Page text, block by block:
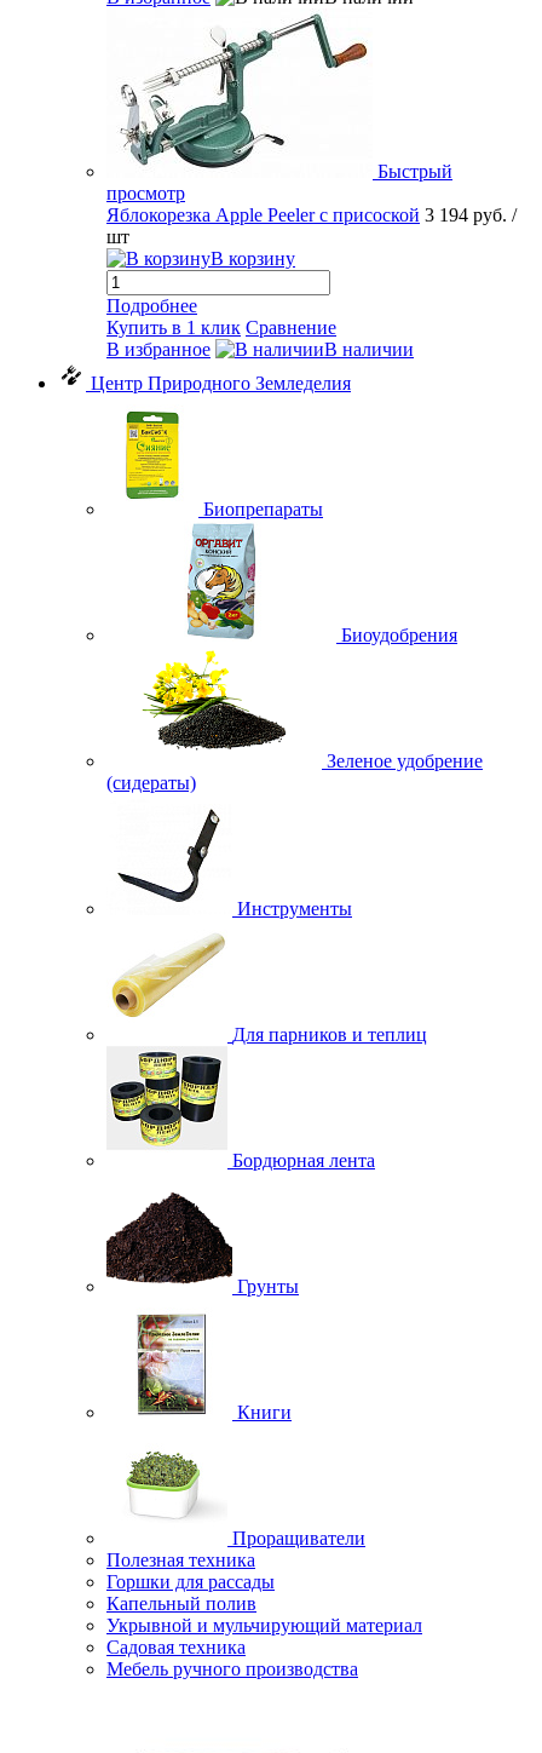
Быстрый
просмотр
Яблокорезка Apple Peeler с присоской 3 194 руб. /
шт
В корзину
Подробнее
Купить в 1 клик Сравнение
В избранное
В наличии
Центр Природного Земледелия
Биопрепараты
Биоудобрения
Зеленое удобрение
(сидераты)
Инструменты
Для парников и теплиц
Бордюрная лента
Грунты
Книги
Проращиватели
Полезная техника
Горшки для рассады
Капельный полив
Укрывной и мульчирующий материал
Садовая техника
Мебель ручного производства